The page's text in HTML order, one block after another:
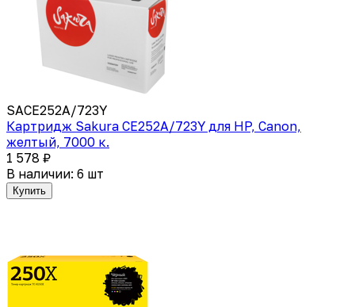
SACE252A/723Y
Картридж Sakura CE252A/723Y для HP, Canon,
желтый, 7000 к.
1 578 ₽
В наличии: 6 шт
Купить